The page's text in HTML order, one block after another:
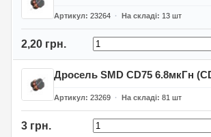
Артикул 23264 На складі 13 шт
2,20 грн.
Дросель SMD CD75 6.8мкГн
Артикул 23269 На складі 81 шт
3 грн.